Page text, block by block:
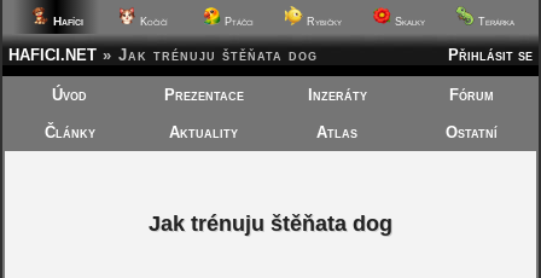
Hafíci Kočičí Ptáčci Rybičky Skalky Terárka
Přihlásit se
HAFICI.NET » Jak trénuju štěňata dog
Úvod Prezentace Inzeráty Fórum
Články Aktuality Atlas Ostatní
Jak trénuju štěňata dog